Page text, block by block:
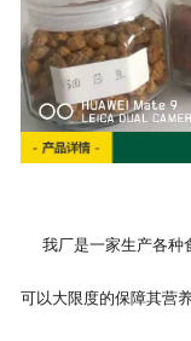
我厂是一家生产各种
可以大限度的保障其营